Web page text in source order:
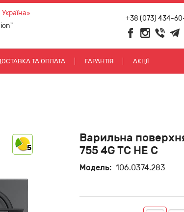
+38 (073) 434-
ТА ОПЛАТА ГАРАНТІЯ АКЦІЇ
5
Варильна
755 4G TC HE C
Модель: 106.0374.283